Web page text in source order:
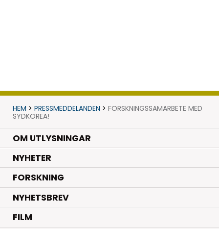
HEM > PRESSMEDDELANDEN > FORSKNINGSSAMARBETE MED
SYDKOREA!
OM UTLYSNINGAR
NYHETER.
FORSKNING.
NYHETSBREV
FILM